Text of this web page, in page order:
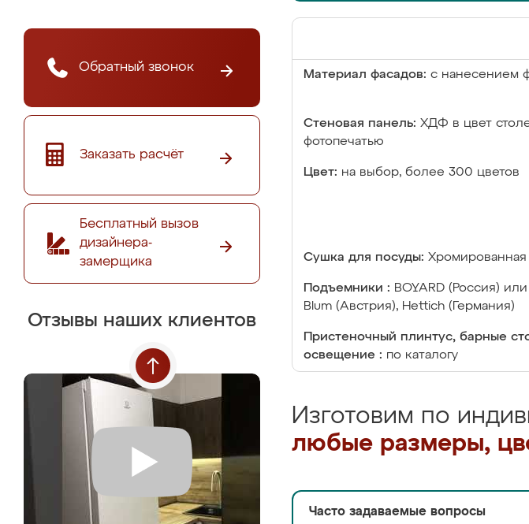
Обратный звонок
Заказать расчёт
Бесплатный вызов
дизайнера-
замерщика
Отзывы наших клиентов
Материал фасадов: с нанесением
Стеновая панель: ХДФ в цвет
фотопечатью
Цвет: на выбор, более 300 цветов
Сушка для посуды: Хромированная
Подъемники : BOYARD (Россия)
Blum (Австрия), Hettich (Германия)
Пристеночный плинтус, барные
освещение : по каталогу
Изготовим по
любые размеры,
Часто задаваемые вопросы